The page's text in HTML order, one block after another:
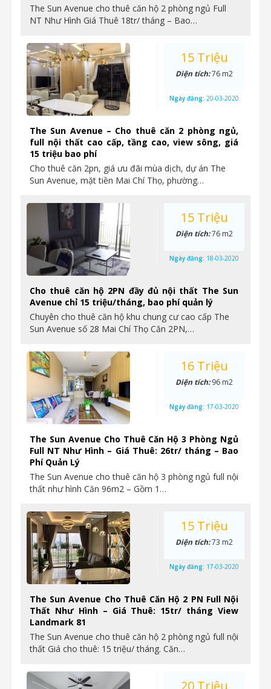
The Sun Avenue cho thuê căn hộ 2 phòng ngủ Full
NT Như Hình Giá Thuê 18tr/ tháng – Bao…
The Sun Avenue – Cho thuê căn 2 phòng ngủ,
full nội thất cao cấp, tầng cao, view sông, giá
15 triệu bao phí
Cho thuê căn 2pn, giá ưu đãi mùa dịch, dự án The
Sun Avenue, mặt tiền Mai Chí Thọ, phường…
15 Triệu
Diện tích:76 m2
Ngày đăng: 20-03-2020
Cho thuê căn hộ 2PN đầy đủ nội thất The Sun
Avenue chỉ 15 triệu/tháng, bao phí quản lý
Chuyên cho thuê căn hộ khu chung cư cao cấp The
Sun Avenue số 28 Mai Chí Thọ Căn 2PN,…
15 Triệu
Diện tích:76 m2
Ngày đăng: 18-03-2020
The Sun Avenue Cho Thuê Căn Hộ 3 Phòng Ngủ
Full NT Như Hình – Giá Thuê: 26tr/ tháng – Bao
Phí Quản Lý
The Sun Avenue cho thuê căn hộ 3 phòng ngủ full nội
thất như hình Căn 96m2 – Gồm 1…
16 Triệu
Diện tích:96 m2
Ngày đăng: 17-03-2020
The Sun Avenue Cho Thuê Căn Hộ 2 PN Full Nội
Thất Như Hình – Giá Thuê: 15tr/ tháng View
Landmark 81
The Sun Avenue cho thuê căn hộ 2 phòng ngủ full nội
thất Giá cho thuê: 15 triệu/ tháng. Căn…
15 Triệu
Diện tích:73 m2
Ngày đăng: 17-03-2020
20 Triệu